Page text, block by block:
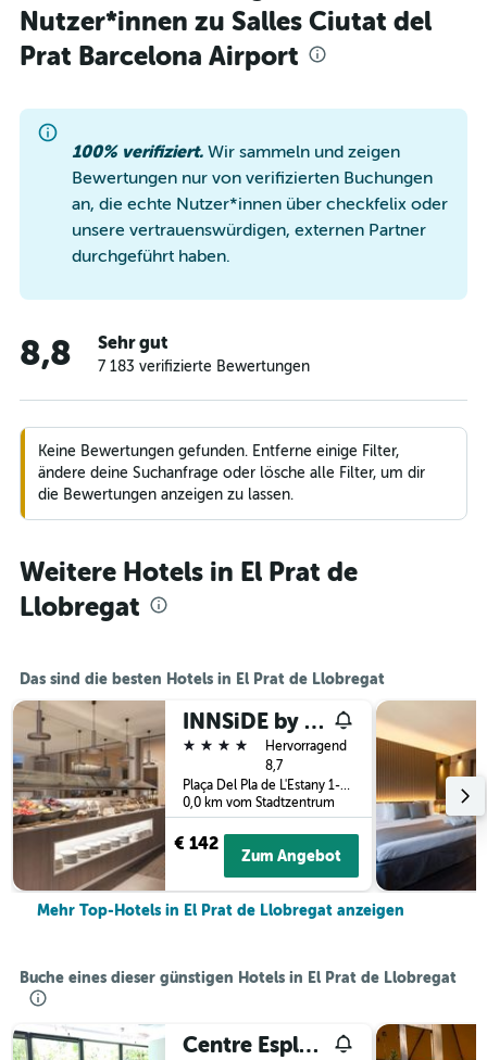
Nutzer*innen zu Salles Ciutat del
Prat Barcelona Airport
100% verifiziert. Wir sammeln und zeigen
Bewertungen nur von verifizierten Buchungen
an, die echte Nutzer*innen über checkfelix oder
unsere vertrauenswürdigen, externen Partner
durchgeführt haben.
8,8 Sehr gut
7 183 verifizierte Bewertungen
Keine Bewertungen gefunden. Entferne einige Filter,
ändere deine Suchanfrage oder lösche alle Filter, um dir
die Bewertungen anzeigen zu lassen.
Weitere Hotels in El Prat de
Llobregat
Das sind die besten Hotels in El Prat de Llobregat
INNSiDE by Meliá Barcelona Aeropuerto
4 Sterne
Hervorragend
8,7
Plaça Del Pla de L'Estany 1-2, El Prat de Llobregat, Katalonien, Spanien
0,0 km vom Stadtzentrum
€ 142
Zum Angebot
Mehr Top-Hotels in El Prat de Llobregat anzeigen
Buche eines dieser günstigen Hotels in El Prat de Llobregat
Centre Esplai Hostel